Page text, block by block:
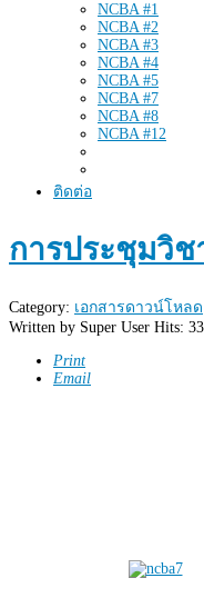
NCBA #1
NCBA #2
NCBA #3
NCBA #4
NCBA #5
NCBA #7
NCBA #8
NCBA #12
ติดต่อ
การประชุมวิ
Category: เอกสารดาวน์โหลด
Written by Super User Hits:
Print
Email